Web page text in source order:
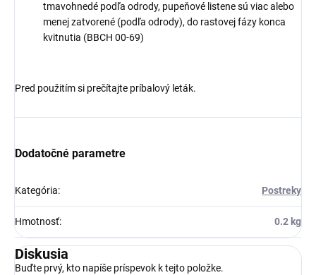
tmavohnedé podľa odrody, pupeňové listene sú viac alebo
menej zatvorené (podľa odrody), do rastovej fázy konca
kvitnutia (BBCH 00-69)
Pred použitím si prečítajte príbalový leták.
Dodatočné parametre
Kategória: Postreky
Hmotnosť: 0.2 kg
Diskusia
Buďte prvý, kto napíše príspevok k tejto položke.